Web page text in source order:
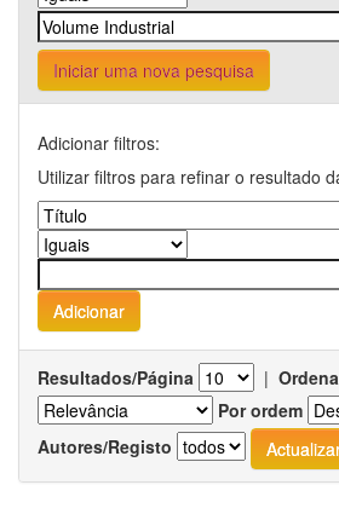
Iniciar uma nova pesquisa
Adicionar filtros:
Utilizar filtros para refinar o resultado
Resultados/Página |
Por ordem
Autores/Registo